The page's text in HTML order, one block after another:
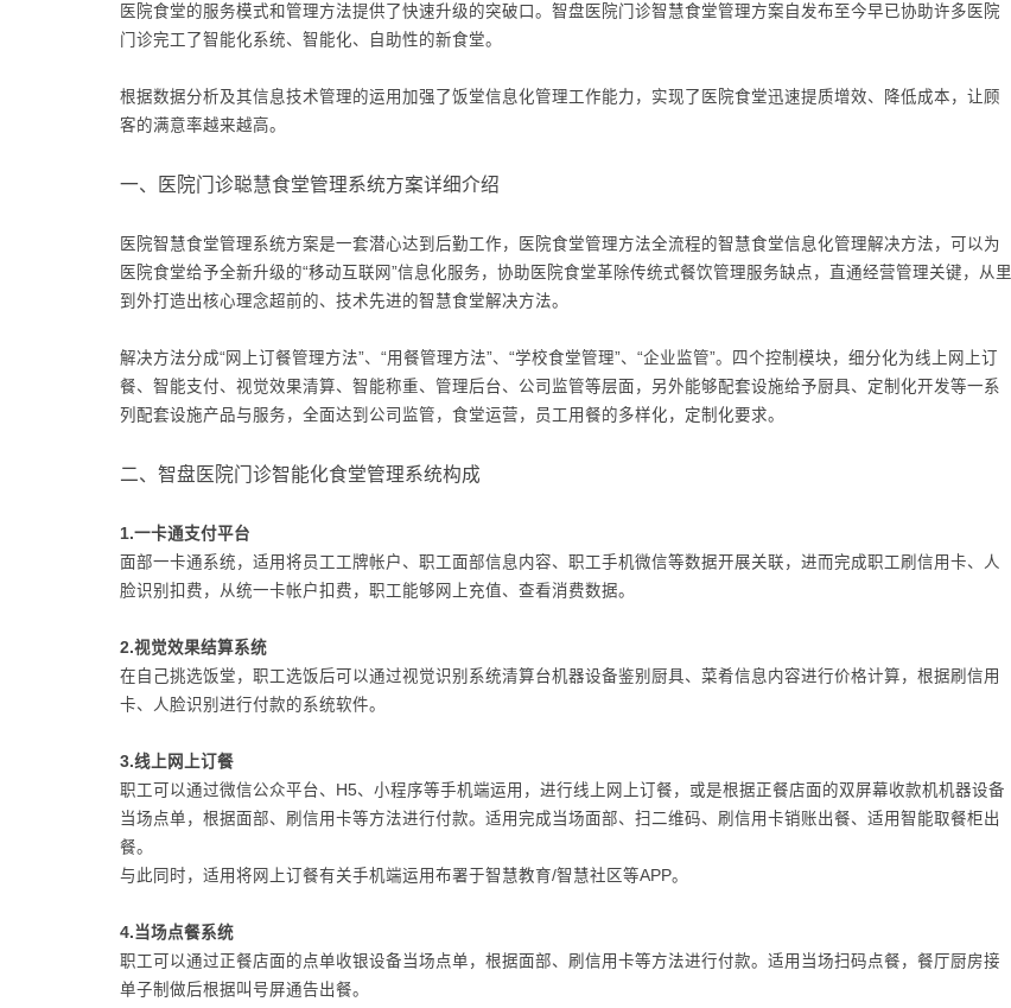
医院食堂的服务模式和管理方法提供了快速升级的突破口。智盘医院门诊智慧食堂管理方案自发布至今早已协助许多医院
门诊完工了智能化系统、智能化、自助性的新食堂。
根据数据分析及其信息技术管理的运用加强了饭堂信息化管理工作能力，实现了医院食堂迅速提质增效、降低成本，让顾
客的满意率越来越高。
一、医院门诊聪慧食堂管理系统方案详细介绍
医院智慧食堂管理系统方案是一套潜心达到后勤工作，医院食堂管理方法全流程的智慧食堂信息化管理解决方法，可以为
医院食堂给予全新升级的“移动互联网”信息化服务，协助医院食堂革除传统式餐饮管理服务缺点，直通经营管理关键，从里
到外打造出核心理念超前的、技术先进的智慧食堂解决方法。
解决方法分成“网上订餐管理方法”、“用餐管理方法”、“学校食堂管理”、“企业监管”。四个控制模块，细分化为线上网上订
餐、智能支付、视觉效果清算、智能称重、管理后台、公司监管等层面，另外能够配套设施给予厨具、定制化开发等一系
列配套设施产品与服务，全面达到公司监管，食堂运营，员工用餐的多样化，定制化要求。
二、智盘医院门诊智能化食堂管理系统构成
1.一卡通支付平台
面部一卡通系统，适用将员工工牌帐户、职工面部信息内容、职工手机微信等数据开展关联，进而完成职工刷信用卡、人
脸识别扣费，从统一卡帐户扣费，职工能够网上充值、查看消费数据。
2.视觉效果结算系统
在自己挑选饭堂，职工选饭后可以通过视觉识别系统清算台机器设备鉴别厨具、菜肴信息内容进行价格计算，根据刷信用
卡、人脸识别进行付款的系统软件。
3.线上网上订餐
职工可以通过微信公众平台、H5、小程序等手机端运用，进行线上网上订餐，或是根据正餐店面的双屏幕收款机机器设备
当场点单，根据面部、刷信用卡等方法进行付款。适用完成当场面部、扫二维码、刷信用卡销账出餐、适用智能取餐柜出
餐。
与此同时，适用将网上订餐有关手机端运用布署于智慧教育/智慧社区等APP。
4.当场点餐系统
职工可以通过正餐店面的点单收银设备当场点单，根据面部、刷信用卡等方法进行付款。适用当场扫码点餐，餐厅厨房接
单子制做后根据叫号屏通告出餐。